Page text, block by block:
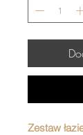
Zestaw